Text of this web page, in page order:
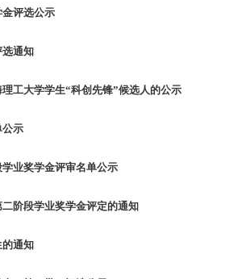
评选公示
选通知
工大学学生“科创先锋”候选人的公示
公示
业奖学金评审名单公示
阶段学业奖学金评定的通知
的通知